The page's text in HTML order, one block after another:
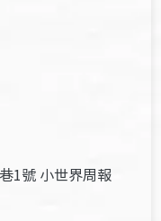
1號 小世界周報